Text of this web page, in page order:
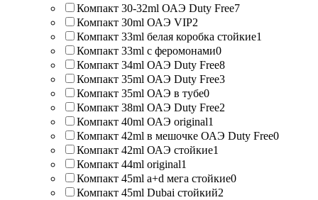
Компакт 30-32ml ОАЭ Duty Free7
Компакт 30ml ОАЭ VIP2
Компакт 33ml белая коробка стойкие1
Компакт 33ml с феромонами0
Компакт 34ml ОАЭ Duty Free8
Компакт 35ml ОАЭ Duty Free3
Компакт 35ml ОАЭ в тубе0
Компакт 38ml ОАЭ Duty Free2
Компакт 40ml ОАЭ original1
Компакт 42ml в мешочке ОАЭ Duty Free0
Компакт 42ml ОАЭ стойкие1
Компакт 44ml original1
Компакт 45ml a+d мега стойкие0
Компакт 45ml Dubai стойкий2